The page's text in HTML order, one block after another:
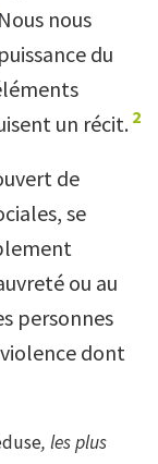
Nous nous
du
un récit. 2
de
se
ou au
personnes
dont
, les plus